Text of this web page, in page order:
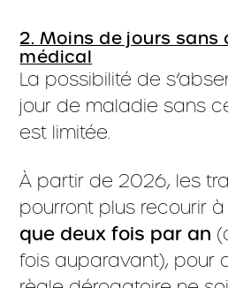
2. Moins de jours
médical
La possibilité de
jour de maladie sans
est limitée.
À partir de 2026, les
pourront plus recourir
que deux fois par an
fois auparavant), pour